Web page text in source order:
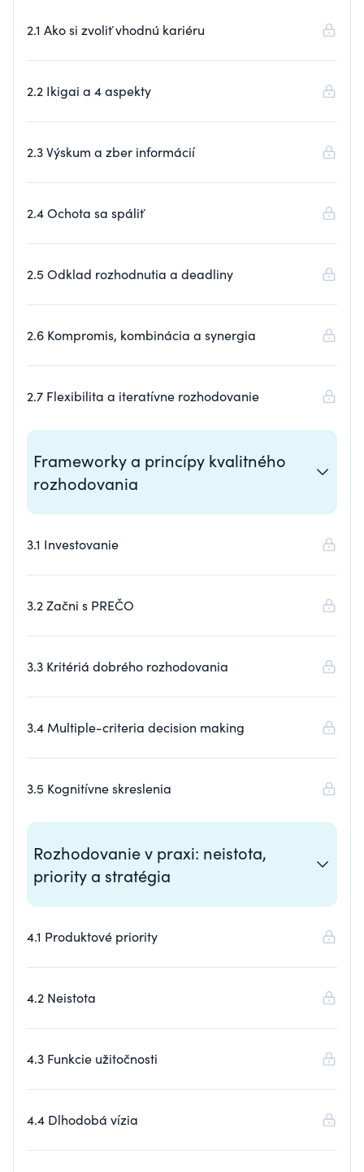
2.1 Ako si zvoliť vhodnú kariéru
2.2 Ikigai a 4 aspekty
2.3 Výskum a zber informácií
2.4 Ochota sa spáliť
2.5 Odklad rozhodnutia a deadliny
2.6 Kompromis, kombinácia a synergia
2.7 Flexibilita a iteratívne rozhodovanie
Frameworky a princípy kvalitného
rozhodovania
3.1 Investovanie
3.2 Začni s PREČO
3.3 Kritériá dobrého rozhodovania
3.4 Multiple-criteria decision making
3.5 Kognitívne skreslenia
Rozhodovanie v praxi: neistota,
priority a stratégia
4.1 Produktové priority
4.2 Neistota
4.3 Funkcie užitočnosti
4.4 Dlhodobá vízia